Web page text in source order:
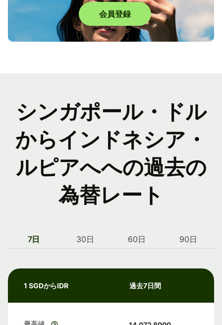
会員登録
シンガポール・ドル
からインドネシア・
ルピアへへの過去の
為替レート
7日 30日 60日 90日
1 SGDからIDR 過去7日間